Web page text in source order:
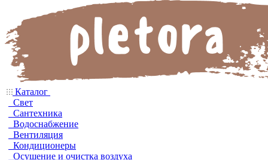
Каталог
Свет
Сантехника
Водоснабжение
Вентиляция
Кондиционеры
Осушение и очистка воздуха